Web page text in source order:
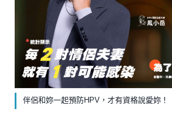
伴侶和妳一起預防HPV，才有資格說愛妳！